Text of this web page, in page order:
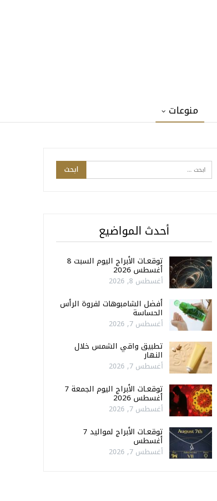
منوعات
أحدث المواضيع
توقعـات الأبراج اليوم السبت 8
أغسطس 2026
أغسطس 8, 2026
أفضل الشامبوهات لفروة الرأس
الحساسة
أغسطس 7, 2026
تطبيق واقي الشمس خلال
النهار
أغسطس 7, 2026
توقعـات الأبراج اليوم الجمعة 7
أغسطس 2026
أغسطس 7, 2026
توقعـات الأبراج لمواليد 7
أغسطس
أغسطس 7, 2026